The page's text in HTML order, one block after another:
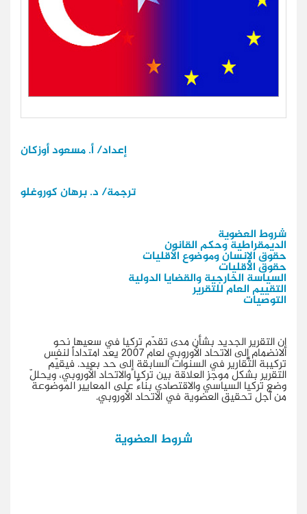
إعداد/ أ. مسعود أوزكان
ترجمة/ د. برهان كوروغلو
شروط العضوية
الديمقراطية وحكم القانون
حقوق الإنسان وموضوع الأقليات
حقوق الأقليات
السياسة الخارجية والقضايا الدولية
التقييم العام للتقرير
التوصيات
إن التقرير الجديد بشأن مدى تقدّم تركيا في سعيها نحو
الانضمام إلى الاتحاد الأوروبي لعام 2007 يعد امتداداً لنفس
تركيبة التَّقارير في السنوات السابقة إلى حد بعيد. فيقيّم
التقرير بشكل موجز العلاقة بين تركيا والاتحاد الأوروبي، ويحللّ
وضع تركيا السياسي والاقتصادي بناءً على المعايير الموضوعة
من أجل تحقيق العضوية في الاتحاد الأوروبي.
شروط العضوية